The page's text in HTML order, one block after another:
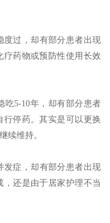
度过，却有部分患者出现
疗药物或预防性使用长效
吃5-10年，却有部分患者
行停药。其实是可以更换
续维持。
发症，却有部分患者出现
还是由于居家护理不当